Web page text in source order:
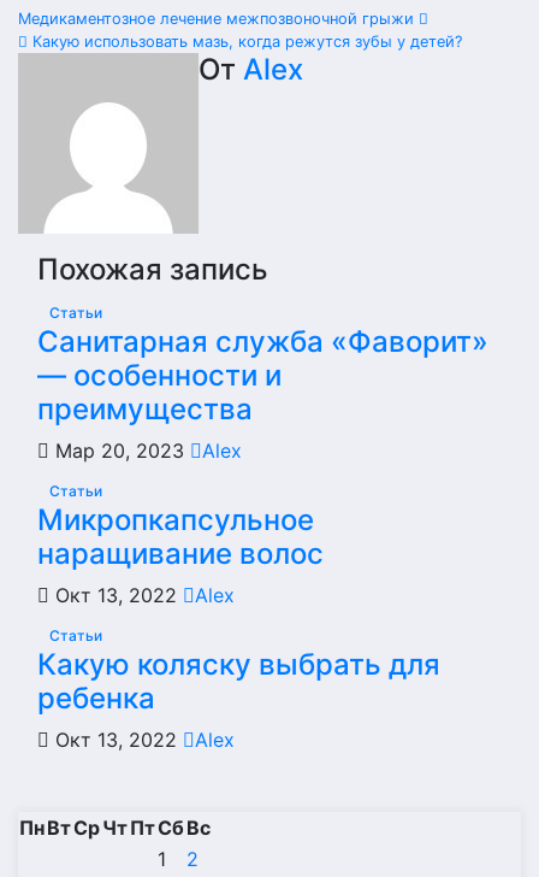
Навигация
записям
Медикаментозное лечение межпозвоночной грыжи
Какую использовать мазь, когда режутся зубы у детей?
От Alex
Похожая запись
Статьи
Санитарная служба «Фаворит»
— особенности и
преимущества
Мар 20, 2023 Alex
Статьи
Микропкапсульное
наращивание волос
Окт 13, 2022 Alex
Статьи
Какую коляску выбрать для
ребенка
Окт 13, 2022 Alex
ПнВтСрЧтПтСбВс
1
2